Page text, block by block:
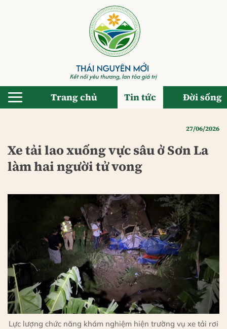
Trang chủ Tin tức Đời sống
27/06/2026
Xe tải lao xuống vực sâu ở Sơn La
làm hai người tử vong
Lực lượng chức năng khám nghiệm hiện trường vụ xe tải rơi